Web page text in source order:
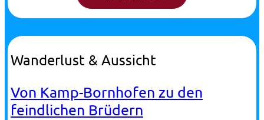
Wanderlust & Aussicht
Von Kamp-Bornhofen zu den
feindlichen Brüdern